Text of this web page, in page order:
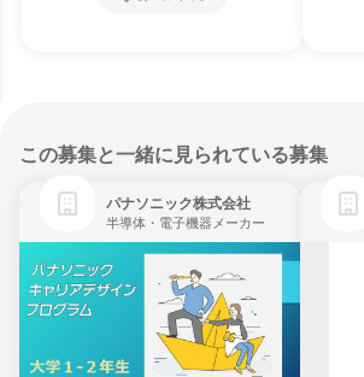
この募集と一緒に見られている募集
パナソニック株式会社
半導体・電子機器メーカー